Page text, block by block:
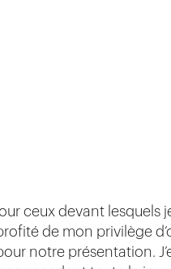
ceux devant lesquels
de mon privilège
notre présentation.